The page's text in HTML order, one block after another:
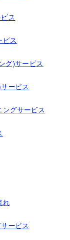
ス
ビス
グ)サービス
ービス
ングサービス
れ
ービス